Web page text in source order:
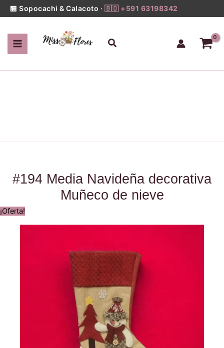
al
🏪 Sopocachi & Calacoto · 🇧🇴 +591 63198342
Buscar
#194 Media Navideña decorativa
Muñeco de nieve
¡Oferta!
Navideña
Muñeco
de
cantidad